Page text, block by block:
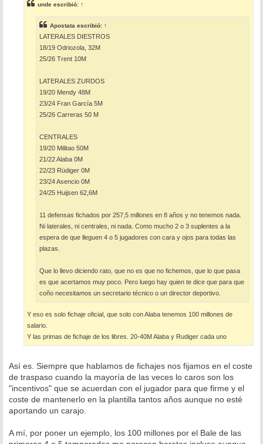
a
j
e
unde escribió: ↑
Apostata escribió: ↑
LATERALES DIESTROS
18/19 Odriozola, 32M
25/26 Trent 10M
LATERALES ZURDOS
19/20 Mendy 48M
23/24 Fran García 5M
25/26 Carreras 50 M
CENTRALES
19/20 Militao 50M
21/22 Alaba 0M
22/23 Rüdiger 0M
23/24 Asencio 0M
24/25 Huijsen 62,6M
11 defensas fichados por 257,5 millones en 8 años y no tenemos nada.
Ni laterales, ni centrales, ni nada. Como mucho 2 o 3 suplentes a la
espera de que lleguen 4 o 5 jugadores con cara y ojos para todas las
plazas.
Que lo llevo diciendo rato, que no es que no fichemos, que lo que pasa
es que acertamos muy poco. Pero luego hay quien te dice que para que
coño necesitamos un secretario técnico o un director deportivo.
Y eso es solo fichaje oficial, que solo con Alaba tenemos 100 millones de
salario.
Y las primas de fichaje de los libres. 20-40M Alaba y Rudiger cada uno
Así es. Siempre que hablamos de fichajes nos fijamos en el coste
de traspaso cuando la mayoría de las veces lo caros son los
"incentivos" que se acuerdan con el jugador para que firme y el
coste de mantenerlo en la plantilla tantos años aunque no esté
aportando un carajo.
A mí, por poner un ejemplo, los 100 millones por el Bale de las